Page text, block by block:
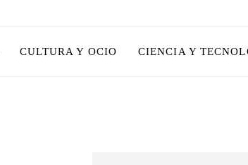
CULTURA Y OCIO CIENCIA Y